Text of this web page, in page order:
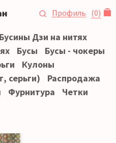
Профиль (0)
Бусины Дзи на нитях
Бусы
Бусы - чокеры
Кулоны
серьги)
Распродажа
Фурнитура Четки